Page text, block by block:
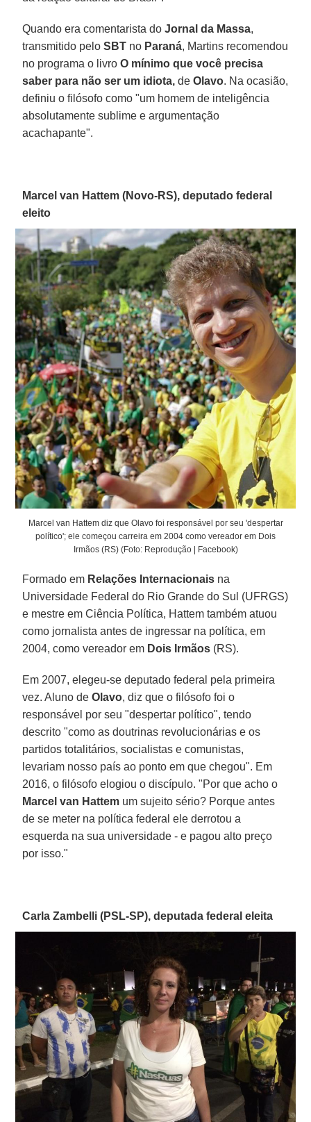
Quando era comentarista doJornal da Massa,
transmitido peloSBT no Paraná, Martins recomendou
no programa o livro O mínimo que você precisa
saber para não ser um idiota, deOlavo. Na ocasião,
definiu o filósofo como "um homem de inteligência
absolutamente sublime e argumentação
acachapante".
Marcel van Hattem (Novo-RS), deputado federal
eleito
Marcel van Hattem diz que Olavo foi responsável por seu 'despertar
político'; ele começou carreira em 2004 como vereador em Dois
Irmãos (RS) (Foto: Reprodução | Facebook)
Formado em Relações Internacionais na
Universidade Federal do Rio Grande do Sul (UFRGS)
e mestre em Ciência Política, Hattem também atuou
como jornalista antes de ingressar na política, em
2004, como vereador em Dois Irmãos (RS).
Em 2007, elegeu-se deputado federal pela primeira
vez. Aluno deOlavo, diz que o filósofo foi o
responsável por seu "despertar político", tendo
descrito "como as doutrinas revolucionárias e os
partidos totalitários, socialistas e comunistas,
levariam nosso país ao ponto em que chegou". Em
2016, o filósofo elogiou o discípulo. "Por que acho o
Marcel van Hattem um sujeito sério? Porque antes
de se meter na política federal ele derrotou a
esquerda na sua universidade - e pagou alto preço
por isso."
Carla Zambelli (PSL-SP), deputada federal eleita